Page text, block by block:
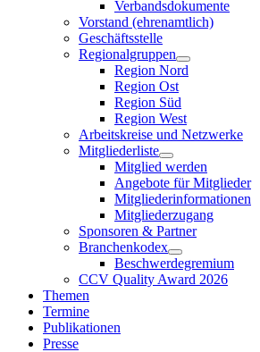
Verbandsdokumente
Vorstand (ehrenamtlich)
Geschäftsstelle
Regionalgruppen
Region Nord
Region Ost
Region Süd
Region West
Arbeitskreise und Netzwerke
Mitgliederliste
Mitglied werden
Angebote für Mitglieder
Mitgliederinformationen
Mitgliederzugang
Sponsoren & Partner
Branchenkodex
Beschwerdegremium
CCV Quality Award 2026
Themen
Termine
Publikationen
Presse